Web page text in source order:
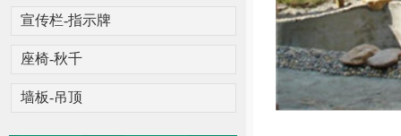
宣传栏-指示牌
座椅-秋千
墙板-吊顶